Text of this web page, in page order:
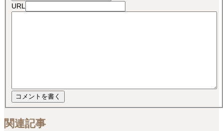
URL
関連記事